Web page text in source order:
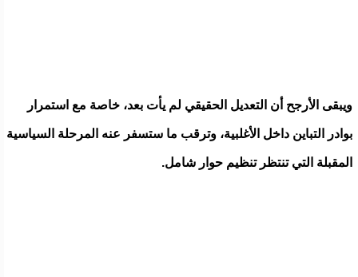
ويبقى الأرجح أن التعديل الحقيقي لم يأت بعد، خاصة مع استمرار
بوادر التباين داخل الأغلبية، وترقب ما ستسفر عنه المرحلة السياسية
المقبلة التي تنتظر تنظيم حوار شامل.